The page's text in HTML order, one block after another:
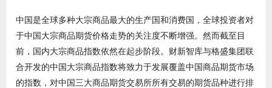
中国是全球多种大宗商品最大的生产国和消费国，全球投资者对
于中国大宗商品期货价格走势的关注度不断增强。然而截至目
前，国内大宗商品指数依然在起步阶段。财新智库与格盛集团联
合开发的中国大宗商品指数将致力于发展覆盖中国商品期货市场
的指数，对中国三大商品期货交易所所有交易的期货品种进行排